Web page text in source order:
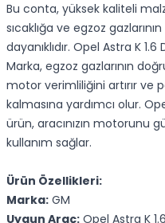
Bu conta, yüksek kaliteli
sıcaklığa ve egzoz gazlarının
dayanıklıdır. Opel Astra K
Marka, egzoz gazlarının
motor verimliliğini artırır ve
kalmasına yardımcı olur.
ürün, aracınızın motorunu
kullanım sağlar.
Ürün Özellikleri:
Marka: GM
Uygun Araç: Opel Astra K